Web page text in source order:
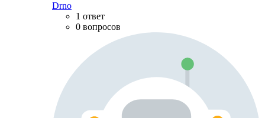
Drno
1 ответ
0 вопросов